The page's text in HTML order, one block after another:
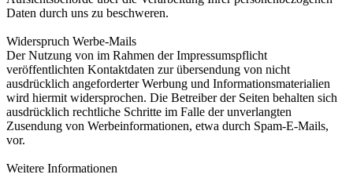
Daten durch uns zu beschweren.
Widerspruch Werbe-Mails
Der Nutzung von im Rahmen der Impressumspflicht
veröffentlichten Kontaktdaten zur übersendung von nicht
ausdrücklich angeforderter Werbung und Informationsmaterialien
wird hiermit widersprochen. Die Betreiber der Seiten behalten sich
ausdrücklich rechtliche Schritte im Falle der unverlangten
Zusendung von Werbeinformationen, etwa durch Spam-E-Mails,
vor.
Weitere Informationen